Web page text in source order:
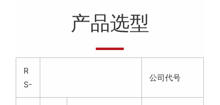
产品选型
R
S-
公司代号